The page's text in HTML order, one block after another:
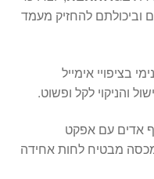
וביכולתם להחזיק מעמד
בציפויי אימייל
והניקוי לקל ופשוט.
אדים עם אפקט
מבטיח לחות אחידה